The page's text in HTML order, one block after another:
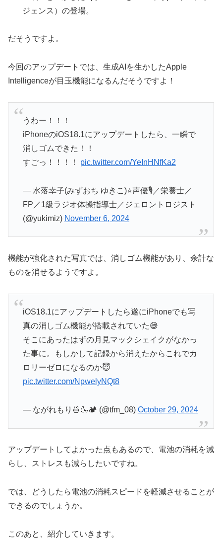
ジェンス）の登場。
だそうですよ。
今回のアップデートでは、生成AIを生かしたApple
Intelligenceが目玉機能になるんだそうですよ！
うわー！！！
iPhoneのiOS18.1にアップデートしたら、一瞬で
消しゴムできた！！
すごっ！！！！ pic.twitter.com/YeInHNfKa2
— 水落幸子(みずおち ゆきこ)⭐️声優🎙️／栄養士／
FP／1級ラジオ体操指導士／ジェロントロジスト
(@yukimiz) November 6, 2024
機能が強化された写真では、消しゴム機能があり、余計な
ものを消せるようですよ。
iOS18.1にアップデートしたら遂にiPhoneでも写
真の消しゴム機能が搭載されていた😅
そこにあったはずの月見マックシェイクがなかっ
た事に。もしかして記録から消えたからこれでカ
ロリーゼロになるのか😇
pic.twitter.com/NpwelyNQt8
— ながれもり🍜🍶🏕️ (@tfm_08) October 29, 2024
アップデートしてよかった点もあるので、電池の消耗を減
らし、ストレスも減らしたいですね。
では、どうしたら電池の消耗スピードを軽減させることが
できるのでしょうか。
このあと、紹介していきます。